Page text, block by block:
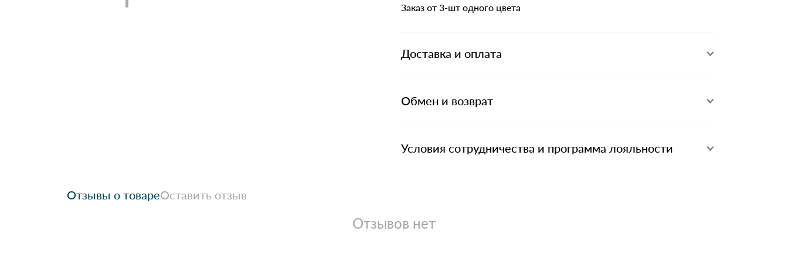
Заказ от 3-шт одного цвета
Доставка и оплата
Обмен и возврат
Условия сотрудничества и программа лояльности
Отзывы о товареОставить отзыв
Отзывов нет